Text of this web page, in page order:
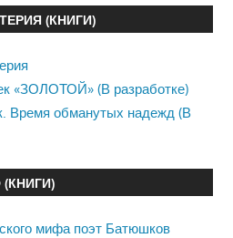
(КНИГИ)
«ЗОЛОТОЙ» (В разработке)
Время обманутых надежд (В
мифа поэт Батюшков